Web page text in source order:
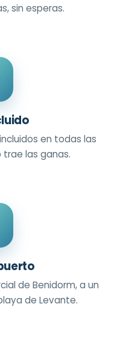
sin esperas.
en todas las
las ganas.
de Benidorm, a un
de Levante.